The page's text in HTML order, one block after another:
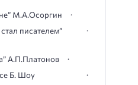
М.А.Осоргин
писателем”
А.П.Платонов
Б. Шоу